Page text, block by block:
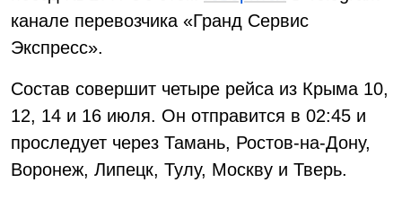
канале перевозчика «Гранд Сервис
Экспресс».
Состав совершит четыре рейса из Крыма 10,
12, 14 и 16 июля. Он отправится в 02:45 и
проследует через Тамань, Ростов-на-Дону,
Воронеж, Липецк, Тулу, Москву и Тверь.